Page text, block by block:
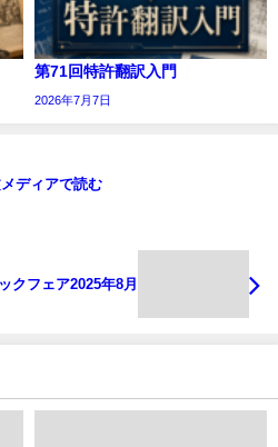
第71回特許翻訳入門
2026年7月7日
ディアで読む
クフェア2025年8月